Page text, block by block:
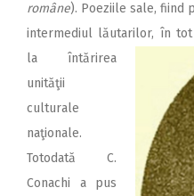
române). Poeziile sale, fiind
intermediul lăutarilor, în tot
la întărirea
unităţii
culturale
naţionale.
Totodată C.
Conachi a pus